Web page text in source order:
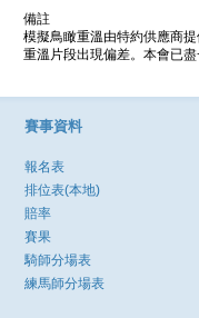
備註
模擬鳥瞰重溫由特約供應商
重溫片段出現偏差。本會已
賽事資料
報名表
排位表(本地)
賠率
賽果
騎師分場表
練馬師分場表